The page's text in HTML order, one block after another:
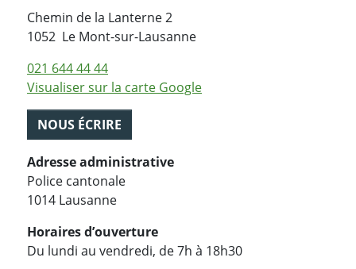
Chemin de la Lanterne 2
1052 Le Mont-sur-LausanneSuisse
021 644 44 44
Visualiser sur la carte Google
NOUS ÉCRIRE
Adresse administrative
Police cantonale
1014 Lausanne
Horaires d’ouverture
Du lundi au vendredi, de 7h à 18h30